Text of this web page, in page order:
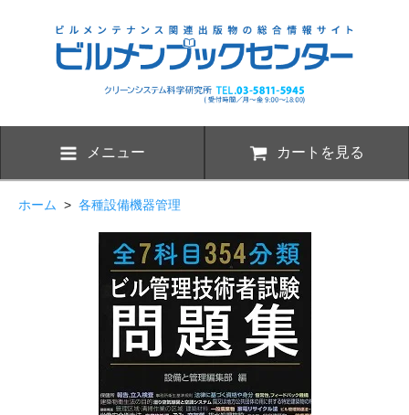
メニュー カートを見る
ホーム > 各種設備機器管理